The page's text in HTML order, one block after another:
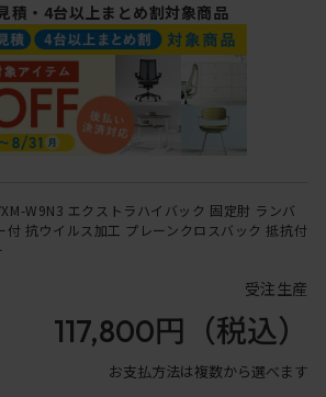
積・4台以上まとめ割対象商品
W9N3 エクストラハイバック 固定肘 ランバ
付 抗ウイルス加工 プレーンクロスバック 抵抗付
受注生産
117,800円 （税込）
お支払方法は複数から選べます